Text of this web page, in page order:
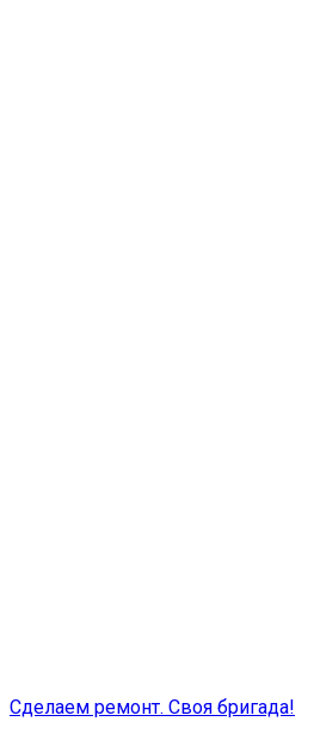
Сделаем ремонт. Своя бригада!